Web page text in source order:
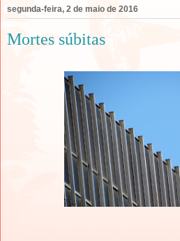
segunda-feira, 2 de maio de 2016
Mortes súbitas